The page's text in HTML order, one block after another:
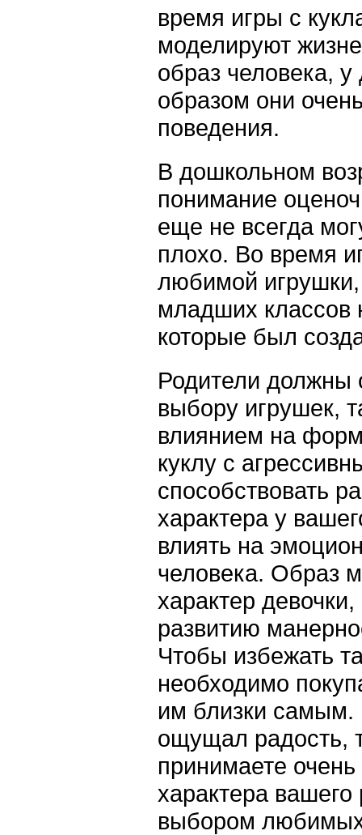
время игры с
моделируют
образ человека,
образом они
поведения.
В дошкольном
понимание
еще не всегда
плохо. Во время
любимой
младших классов
которые был
Родители должны
выбору игрушек,
влиянием на
куклу с
способствовать
характера у
влиять на
человека. Образ
характер
развитию
Чтобы избежать
необходимо
им близки самым.
ощущал радость,
принимаете
характера вашего
выбором